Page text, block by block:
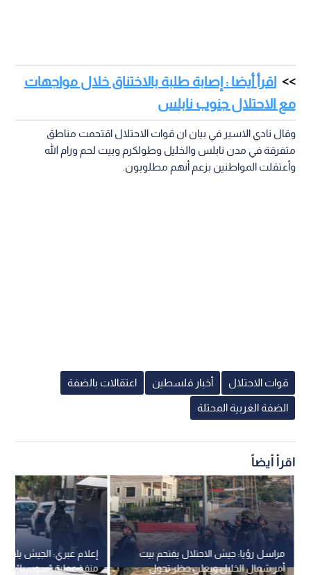
اقرأ أيضا : إصابة طلبة بالاختناق خلال مواجهات
مع الاحتلال جنوب نابلس
وقال نادي الاسير في بيان ان قوات الاحتلال اقتحمت مناطق
متفرقة في مدن نابلس والخليل وطولكرم وبيت لحم ورام الله
وأعتقلت المواطنين بزعم أنهم مطلوبون.
قوات الاحتلال أخبار فلسطين اعتقالات بالضفة
الضفة الغربية المحتلة
اقرأ أيضاً
إعلام عبري: الجيش
منفذ عملية "سوسيا"
مراسل رؤيا: جيش الاحتلال يقتحم بيت
أمر شمال الخليل ويعلن حظر تجول